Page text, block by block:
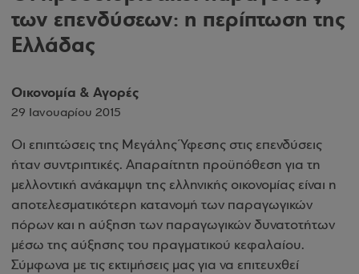
των επενδύσεων: η περίπτωση της
Ελλάδας
Οικονομία & Αγορές
29 Ιανουαρίου 2015
Οι επιπτώσεις της Μεγάλης Ύφεσης στις επενδύσεις
ήταν συντριπτικές. Απαραίτητη προϋπόθεση για τη
μελλοντική ανάκαμψη της ελληνικής οικονομίας είναι η
αποτελεσματικότερη κατανομή των παραγωγικών
πόρων και η αύξηση των παραγωγικών δυνατοτήτων
μέσω της αύξησης του πραγματικού κεφαλαίου.
Σύμφωνα με τις εκτιμήσεις μας για να επιτευχθεί